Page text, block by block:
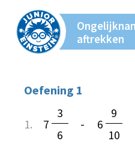
aftrekken
Oefening 1
1. 7
3
- 6
9
6 10